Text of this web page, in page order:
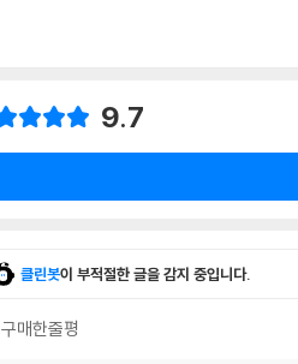
9.7
클린봇이 부적절한 글을 감지 중입니다.
구매한줄평